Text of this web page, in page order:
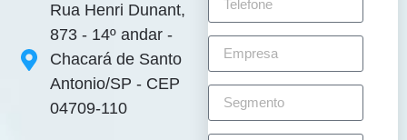
Rua Henri Dunant,
873 - 14º andar -
Chacará de Santo
Antonio/SP - CEP
04709-110